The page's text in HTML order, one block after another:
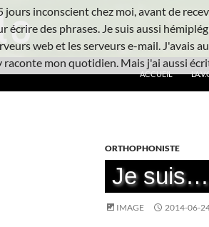
ACCUEIL
ORTHOPHONISTE
Je suis…
IMAGE 2014-06-
jours inconscient chez moi, avant de
écrire des phrases. Je suis aussi
web et les serveurs e-mail. J'avais
mon quotidien. Mais j'ai aussi